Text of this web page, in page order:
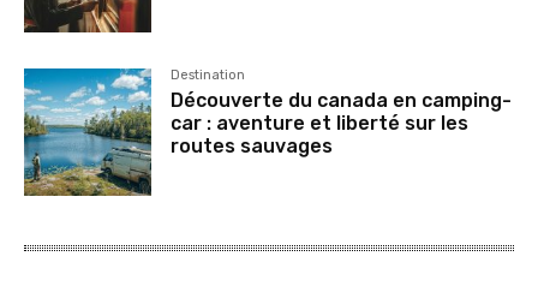
Destination
Découverte du canada en camping-
car : aventure et liberté sur les
routes sauvages